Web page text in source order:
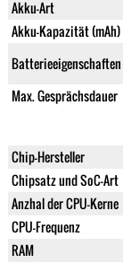
Akku-Art
Akku-Kapazität (mAh)
Batterieeigenschaften
Max. Gesprächsdauer
Chip-Hersteller
Chipsatz und SoC-Art
Anzhal der CPU-Kerne
CPU-Frequenz
RAM